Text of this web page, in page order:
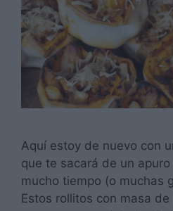
Aquí estoy de nuevo con
que te sacará de un
mucho tiempo (o muchas
Estos rollitos con masa